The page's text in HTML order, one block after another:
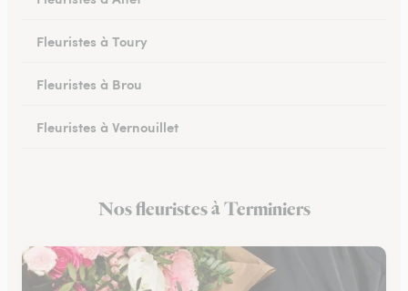
Fleuristes à Toury
Fleuristes à Brou
Fleuristes à Vernouillet
Fleuristes à LucéNos fleuristes à Terminiers